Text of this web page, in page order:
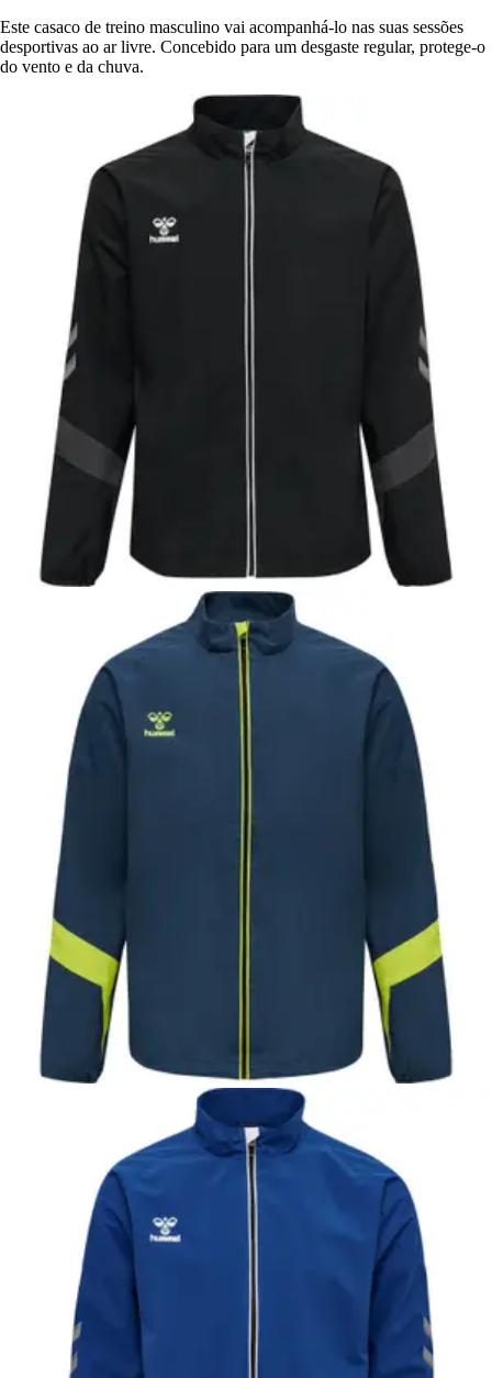
Este casaco de treino masculino vai acompanhá-lo nas suas sessões
desportivas ao ar livre. Concebido para um desgaste regular, protege-o
do vento e da chuva.